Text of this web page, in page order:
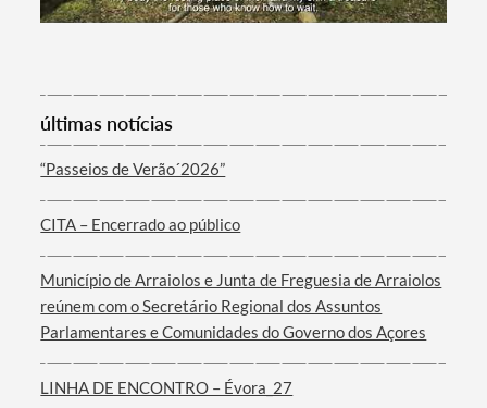
Termo de Pesquisa
Categorias gerais
últimas notícias
“Passeios de Verão´2026”
CITA – Encerrado ao público
Município de Arraiolos e Junta de Freguesia de Arraiolos
reúnem com o Secretário Regional dos Assuntos
Parlamentares e Comunidades do Governo dos Açores
LINHA DE ENCONTRO – Évora_27